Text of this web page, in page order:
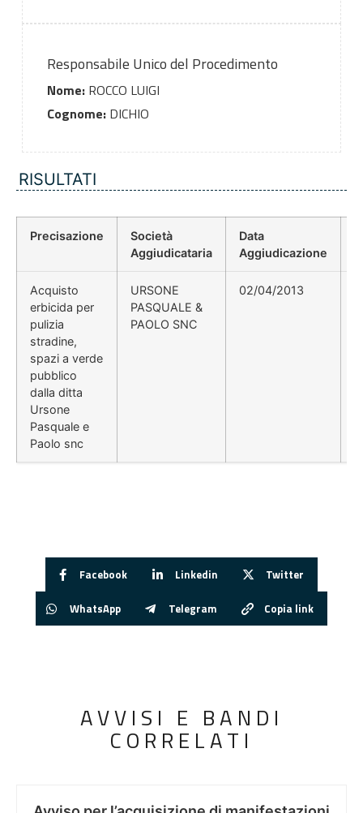
Responsabile Unico del Procedimento
Nome:ROCCO LUIGI
Cognome:DICHIO
RISULTATI
Precisazione
Società
Aggiudicataria
Data
Aggiudicazione
Acquisto
erbicida per
pulizia
stradine,
spazi a verde
pubblico
dalla ditta
Ursone
Pasquale e
Paolo snc
URSONE
PASQUALE &
PAOLO SNC
02/04/2013
Facebook Linkedin Twitter
WhatsApp Telegram Copia link
AVVISI E BANDI
CORRELATI